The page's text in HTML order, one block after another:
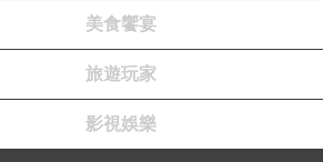
療有效中醫診所
秀水晚上淺眠治療中醫 彰化
美食饗宴
旅遊玩家
影視娛樂